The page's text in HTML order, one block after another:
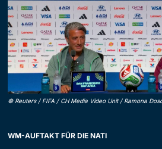
© Reuters / FIFA / CH Media Video Unit / Ramona
WM-AUFTAKT FÜR DIE NATI